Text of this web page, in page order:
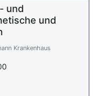
und
und
Krankenhaus